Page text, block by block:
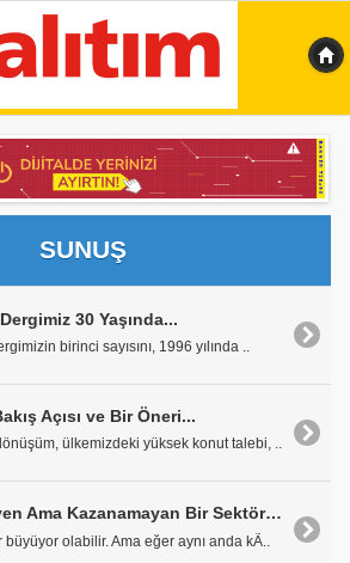
SUNUŞ
Dergimiz 30 Yaşında...
birinci sayısını, 1996 yılında ..
Açısı ve Bir Öneri...
ülkemizdeki yüksek konut talebi, ..
"Büyüyen Ama Kazanamayan Bir Sektör: Yalıtım"
büyüyor olabilir. Ama eğer aynı anda kÃ..
0,152 sn